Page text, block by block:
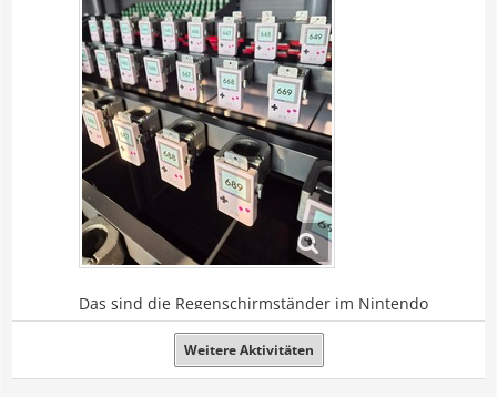
Das sind die Regenschirmständer im Nintendo
Museum und ich finde sie super.
Team Quietscheentchen: 15
Weitere Aktivitäten